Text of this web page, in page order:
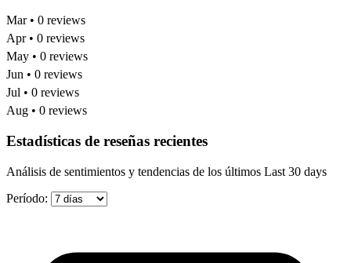
Mar • 0 reviews
Apr • 0 reviews
May • 0 reviews
Jun • 0 reviews
Jul • 0 reviews
Aug • 0 reviews
Estadísticas de reseñas recientes
Análisis de sentimientos y tendencias de los últimos Last 30 days
Período: